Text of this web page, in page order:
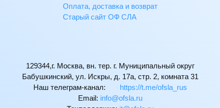
Оплата, доставка и возврат
Старый сайт ОФ СЛА
129344,г. Москва, вн. тер. г. Муниципальный округ
Бабушкинский, ул. Искры, д. 17а, стр. 2, комната 31
Наш телеграм-канал:
https://t.me/ofsla_rus
Email: ur.alsfo@ofni